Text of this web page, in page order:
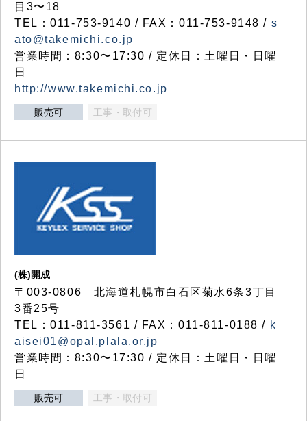
目3〜18
TEL：011-753-9140 / FAX：011-753-9148 / s
ato@takemichi.co.jp
営業時間：8:30〜17:30 / 定休日：土曜日・日曜
日
http://www.takemichi.co.jp
販売可 工事・取付可
(株)開成
〒003-0806 北海道札幌市白石区菊水6条3丁目
3番25号
TEL：011-811-3561 / FAX：011-811-0188 / k
aisei01@opal.plala.or.jp
営業時間：8:30〜17:30 / 定休日：土曜日・日曜
日
販売可 工事・取付可